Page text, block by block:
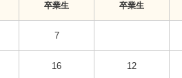
卒業生
卒業生
7
16 12